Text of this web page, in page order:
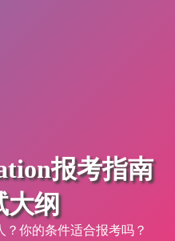
报考指南
大纲
？你的条件适合报考吗？